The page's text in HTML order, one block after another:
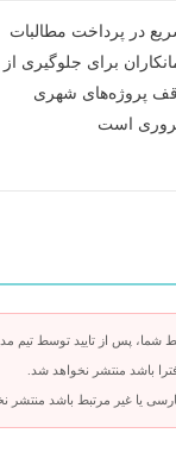
در پرداخت مطالبات
برای جلوگیری از
پروژه‌های شهری
است
پس از تایید توسط تیم
باشد منتشر نخواهد شد.
یا غیر مرتبط باشد منتشر